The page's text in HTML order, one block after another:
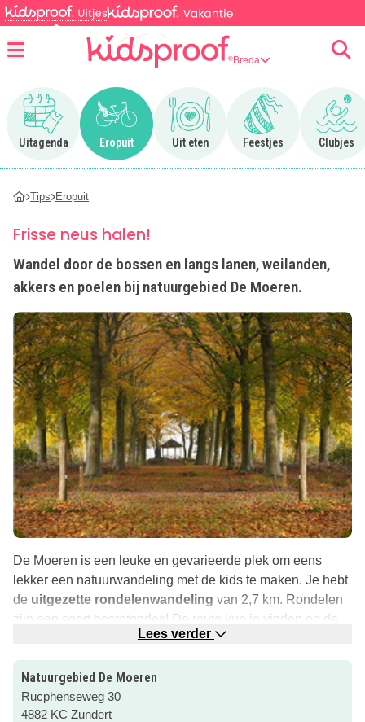
Breda
Uitagenda
Ga naar Uitagenda
Eropuit
Ga naar Eropuit
Uit eten
Ga naar Uit eten
Feestjes
Ga naar Feestjes
Clubjes
Ga
Tips Eropuit
Frisse neus halen!
Wandel door de bossen en langs lanen, weilanden,
akkers en poelen bij natuurgebied De Moeren.
De Moeren is een leuke en gevarieerde plek om eens
lekker een natuurwandeling met de kids te maken. Je hebt
de uitgezette rondelenwandeling van 2,7 km. Rondelen
zijn een soort bosrotondes! De route kun je vinden op de
website van Natuurmonumenten (via de roze button).
In plaats van het aangegeven startpunt zou je ook kunnen
beginnen bij
restaurant De Moerse Bossen
wandelpad vanuit het terras aan de achterzijde van het
Lees verder
Natuurgebied De Moeren
Rucphenseweg 30
4882 KC Zundert